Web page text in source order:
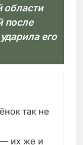
области
после
его
так не
— их же и